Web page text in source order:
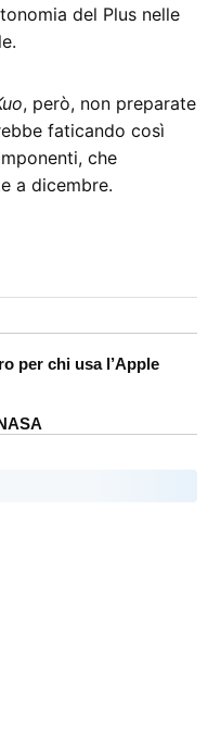
del Plus nelle
, però, non preparate
faticando così
che
a dicembre.
per chi usa l’Apple